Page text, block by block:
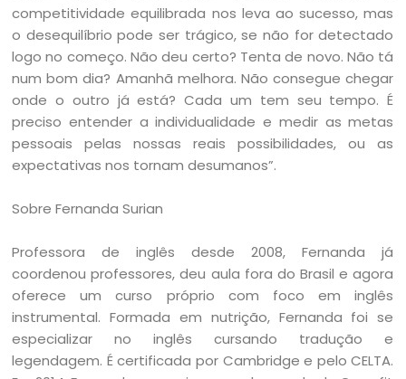
competitividade equilibrada nos leva ao sucesso, mas
o desequilíbrio pode ser trágico, se não for detectado
logo no começo. Não deu certo? Tenta de novo. Não tá
num bom dia? Amanhã melhora. Não consegue chegar
onde o outro já está? Cada um tem seu tempo. É
preciso entender a individualidade e medir as metas
pessoais pelas nossas reais possibilidades, ou as
expectativas nos tornam desumanos”.
Sobre Fernanda Surian
Professora de inglês desde 2008, Fernanda já
coordenou professores, deu aula fora do Brasil e agora
oferece um curso próprio com foco em inglês
instrumental. Formada em nutrição, Fernanda foi se
especializar no inglês cursando tradução e
legendagem. É certificada por Cambridge e pelo CELTA.